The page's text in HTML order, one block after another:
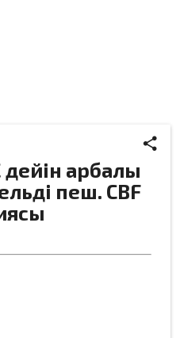
share
дейін арбалы
пеш. CBF